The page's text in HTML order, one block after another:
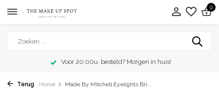
0
Voor 20:00u. besteld? Morgen in huis!
Terug Home Made By Mitchell Eyelights Bri...